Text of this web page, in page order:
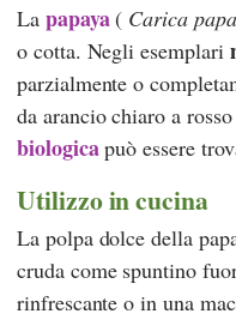
La papaya( Carica
o cotta. Negli esemplari
parzialmente o
da arancio chiaro a
biologicapuò essere
Utilizzo in cucina
La polpa dolce della
cruda come spuntino
rinfrescante o in una